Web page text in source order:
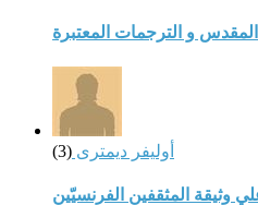
المقدس و الترجمات المعتبرة
أوليفر ديمترى (3)
وثيقة المثقفين الفرنسيّين